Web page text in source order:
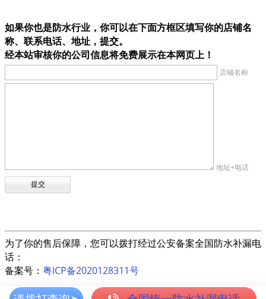
如果你也是防水行业，你可以在下面方框区填写你的店铺名
称、联系电话、地址，提交。
经本站审核你的公司信息将免费展示在本网页上！
店铺名称
地址+电话
为了你的售后保障，您可以拨打经过公安备案全国防水补漏电
话：
备案号： 粤ICP备2020128311号